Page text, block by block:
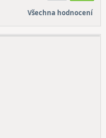
Všechna hodnocení